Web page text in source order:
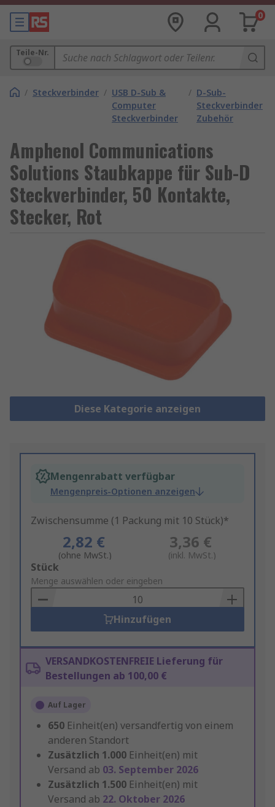
0
Teile-Nr.
/ Steckverbinder / USB D-Sub &
Computer
Steckverbinder
/ D-Sub-
Steckverbinder
Zubehör
Amphenol Communications
Solutions Staubkappe für Sub-D
Steckverbinder, 50 Kontakte,
Stecker, Rot
Diese Kategorie anzeigen
Mengenrabatt verfügbar
Mengenpreis-Optionen anzeigen
Zwischensumme (1 Packung mit 10 Stück)*
2,82 €
(ohne MwSt.)
3,36 €
(inkl. MwSt.)
Add
to
Basket
Stück
Menge auswählen oder eingeben
Hinzufügen
VERSANDKOSTENFREIE Lieferung für
Bestellungen ab 100,00 €
Auf Lager
650 Einheit(en) versandfertig von einem
anderen Standort
Zusätzlich 1.000 Einheit(en) mit
Versand ab 03. September 2026
Zusätzlich 1.500 Einheit(en) mit
Versand ab 22. Oktober 2026